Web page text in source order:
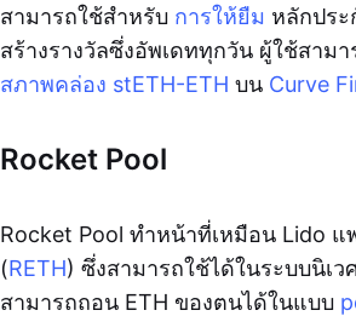
สามารถใช้สำหรับ การให้ยืม หลักประ
สร้างรางวัลซึ่งอัพเดททุกวัน ผู้ใช้สาม
สภาพคล่อง stETH-ETH บน Curve
Rocket Pool
Rocket Pool ทำหน้าที่เหมือน Lido
(RETH) ซึ่งสามารถใช้ได้ในระบบนิเว
สามารถถอน ETH ของตนได้ในแบบ